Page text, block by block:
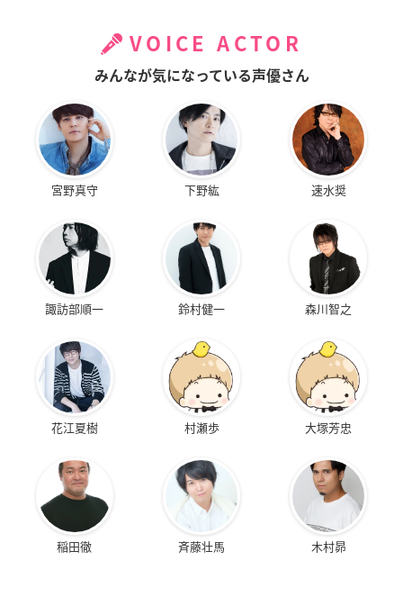
VOICE ACTOR
みんなが気になっている声優さん
宮野真守 下野紘 速水奨
諏訪部順一 鈴村健一 森川智之
花江夏樹 村瀬歩 大塚芳忠
稲田徹 斉藤壮馬 木村昴